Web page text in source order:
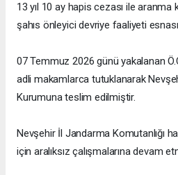
13 yıl 10 ay hapis cezası ile aranma
şahıs önleyici devriye faaliyeti
07 Temmuz 2026 günü yakalanan
adli makamlarca tutuklanarak
Kurumuna teslim edilmiştir.
Nevşehir İl Jandarma Komutanlığı
için aralıksız çalışmalarına devam